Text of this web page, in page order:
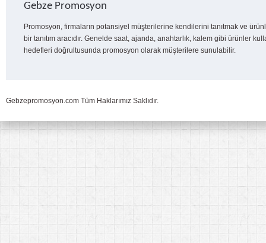
Gebze Promosyon
Promosyon, firmaların potansiyel müşterilerine kendilerini tanıtmak ve
bir tanıtım aracıdır. Genelde saat, ajanda, anahtarlık, kalem gibi ürünler
hedefleri doğrultusunda promosyon olarak müşterilere sunulabilir.
Gebzepromosyon.com Tüm Haklarımız Saklıdır.